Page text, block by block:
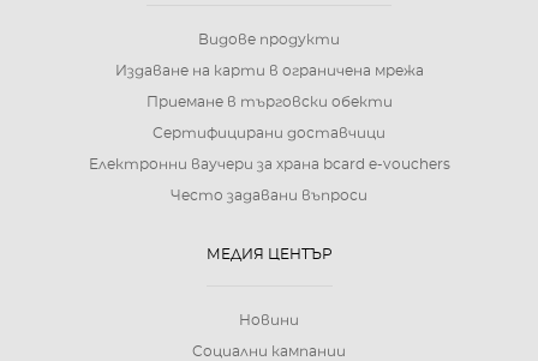
Видове продукти
Издаване на карти в ограничена мрежа
Приемане в търговски обекти
Сертифицирани доставчици
Електронни ваучери за храна bcard e-vouchers
Често задавани въпроси
МЕДИЯ ЦЕНТЪР
Новини
Социални кампании